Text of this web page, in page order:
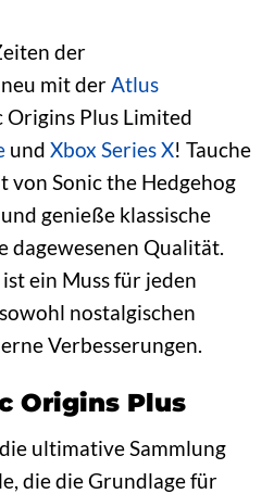
der
mit der Atlus
Origins Plus Limited
und Xbox Series X! Tauche
von Sonic the Hedgehog
genieße klassische
dagewesenen Qualität.
ein Muss für jeden
nostalgischen
Verbesserungen.
Origins Plus
ultimative Sammlung
die die Grundlage für